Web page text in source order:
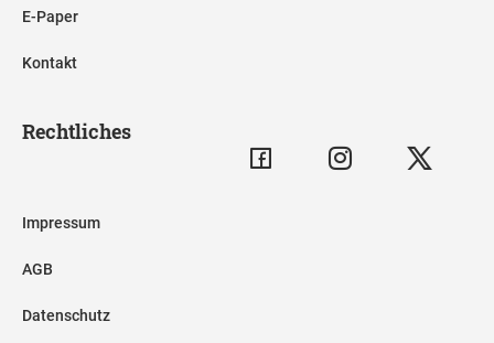
E-Paper
Kontakt
Rechtliches
Impressum
AGB
Datenschutz